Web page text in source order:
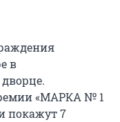
в
«МАРКА № 1
покажут 7